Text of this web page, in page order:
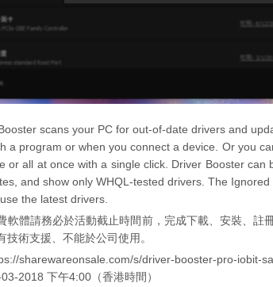
scans your PC for out-of-date drivers and
a program or when you connect a device. Or you
or all at once with a single click. Driver Booster
and show only WHQL-tested drivers. The
the latest drivers.
軟體請務必於活動截止時間前，完成下載、安裝、註
技術支援、不能於公司使用。
sharewareonsale.com/s/driver-booster-pro-iobit-
2018 下午4:00（香港時間）